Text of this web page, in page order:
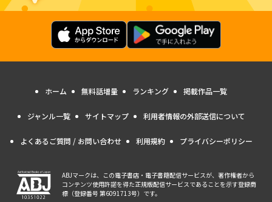
ホーム 無料話増量 ランキング 掲載作品一覧
ジャンル一覧 サイトマップ 利用者情報の外部送信について
よくあるご質問 / お問い合わせ 利用規約 プライバシーポリシー
ABJマークは、この電子書店・電子書籍配信サービスが、著作権者から
コンテンツ使用許諾を得た正規版配信サービスであることを示す登録商
標（登録番号 第6091713号）です。